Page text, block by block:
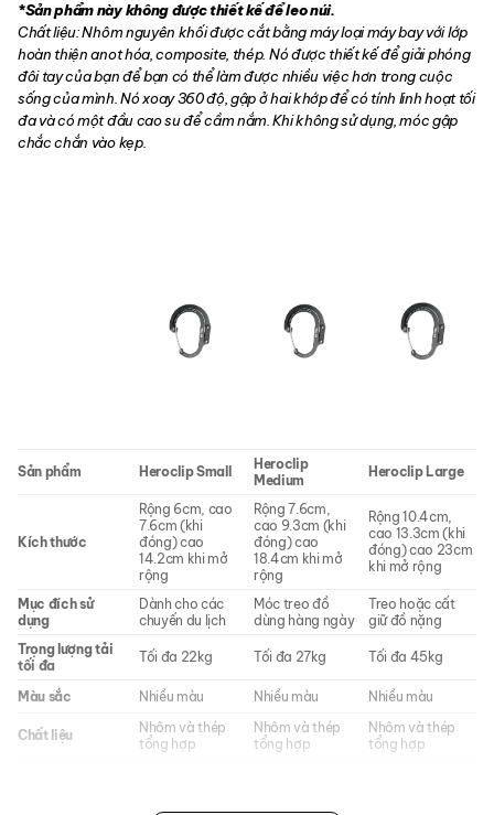
*Sản phẩm này không được thiết kế để leo núi.
Chất liệu: Nhôm nguyên khối được cắt bằng máy loại máy bay với lớp
hoàn thiện anot hóa, composite, thép. Nó được thiết kế để giải phóng
đôi tay của bạn để bạn có thể làm được nhiều việc hơn trong cuộc
sống của mình. Nó xoay 360 độ, gập ở hai khớp để có tính linh hoạt tối
đa và có một đầu cao su để cầm nắm. Khi không sử dụng, móc gập
chắc chắn vào kẹp.
Sản phẩm Heroclip Small
Heroclip
Medium
Heroclip Large
Kích thước
Rộng 6cm, cao
7.6cm (khi
đóng) cao
14.2cm khi mở
rộng
Rộng 7.6cm,
cao 9.3cm (khi
đóng) cao
18.4cm khi mở
rộng
Rộng 10.4cm,
cao 13.3cm (khi
đóng) cao 23cm
khi mở rộng
Mục đích sử
dụng
Dành cho các
chuyến du lịch
Móc treo đồ
dùng hàng ngày
Treo hoặc cất
giữ đồ nặng
Trọng lượng tải
tối đa
Tối đa 22kg Tối đa 27kg Tối đa 45kg
Màu sắc Nhiều màu Nhiều màu Nhiều màu
Chất liệu
Nhôm và thép
tổng hợp
Nhôm và thép
tổng hợp
Nhôm và thép
tổng hợp